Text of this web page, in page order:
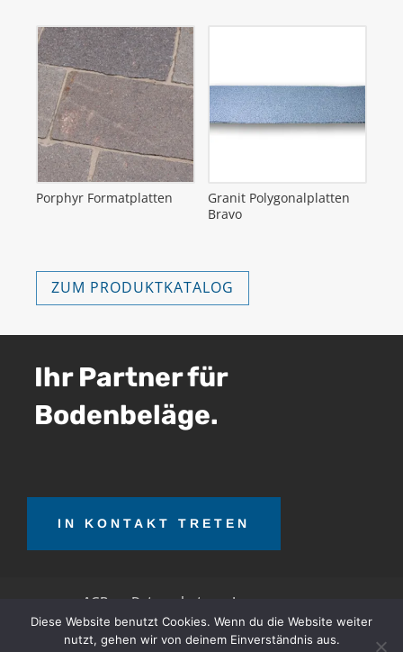
Porphyr Formatplatten
Granit Polygonalplatten
Bravo
ZUM PRODUKTKATALOG
Ihr Partner für
Bodenbeläge.
IN KONTAKT TRETEN
AGB Datenschutz Impressum
Diese Website benutzt Cookies. Wenn du die Website weiter
nutzt, gehen wir von deinem Einverständnis aus.